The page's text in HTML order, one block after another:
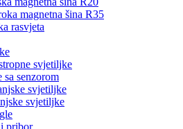
magnetna šina R35
rasvjeta
svjetiljke
sa senzorom
svjetiljke
svjetiljke
pribor